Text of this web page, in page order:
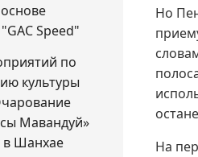
Speed"
по
культуры
Мавандуй»
в Шанхае
Но
На